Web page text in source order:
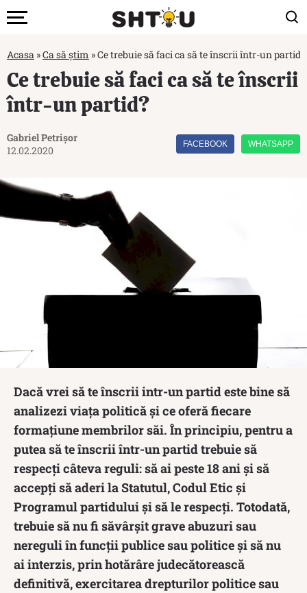
Acasa »Ca să știm »Ce trebuie să faci ca să te înscrii într-un partid?
Ce trebuie să faci ca să te înscrii
într-un partid?
Gabriel Petrișor
12.02.2020
FACEBOOK WHATSAPP
Dacă vrei să te înscrii intr-un partid este bine să
analizezi viața politică și ce oferă fiecare
formațiune membrilor săi. În principiu, pentru a
putea să te înscrii într-un partid trebuie să
respecți câteva reguli: să ai peste 18 ani și să
accepți să aderi la Statutul, Codul Etic şi
Programul partidului şi să le respecți. Totodată,
trebuie să nu fi săvârşit grave abuzuri sau
nereguli în funcţii publice sau politice și să nu
ai interzis, prin hotărâre judecătorească
definitivă, exercitarea drepturilor politice sau